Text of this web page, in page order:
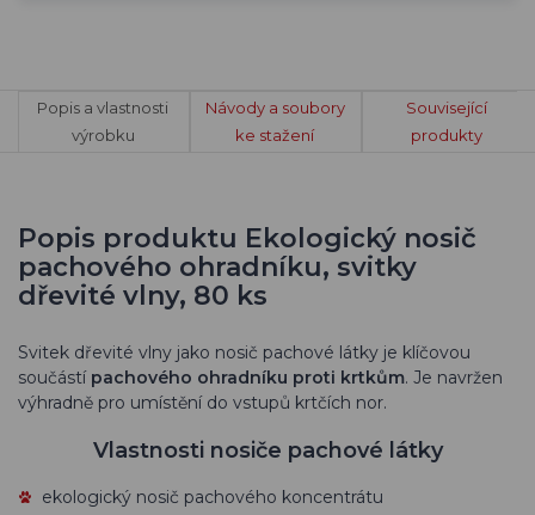
Popis a vlastnosti
výrobku
Návody a soubory
ke stažení
Související
produkty
Popis produktu Ekologický nosič
pachového ohradníku, svitky
dřevité vlny, 80 ks
Svitek dřevité vlny jako nosič pachové látky je klíčovou
součástí pachového ohradníku proti krtkům. Je navržen
výhradně pro umístění do vstupů krtčích nor.
Vlastnosti nosiče pachové látky
ekologický nosič pachového koncentrátu